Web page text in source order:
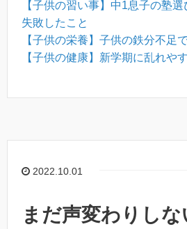
【子供の習い事】中1息子の塾選
失敗したこと
【子供の栄養】子供の鉄分不足
【子供の健康】新学期に乱れや
2022.10.01
まだ声変わりしな